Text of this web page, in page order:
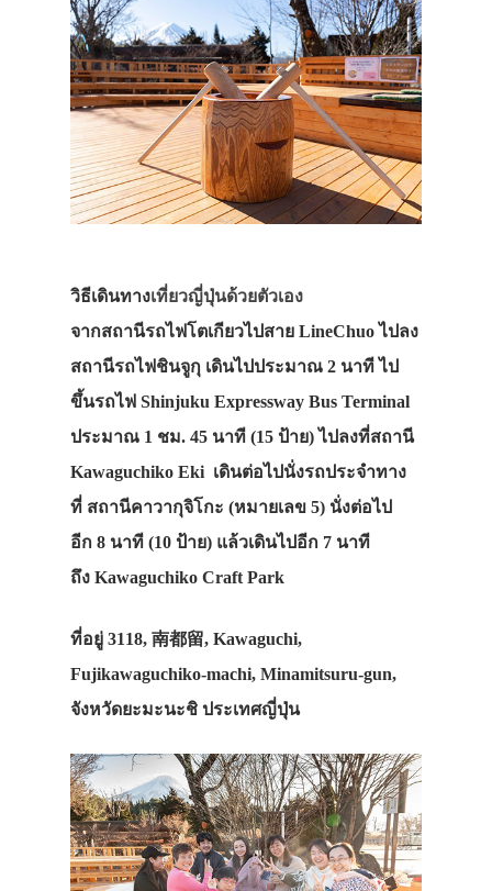
วิธีเดินทางเที่ยวญี่ปุ่นด้วยตัวเอง
จากสถานีรถไฟโตเกียวไปสาย LineChuo ไปลง
สถานีรถไฟชินจูกุ เดินไปประมาณ 2 นาที ไป
ขึ้นรถไฟ Shinjuku Expressway Bus Terminal
ประมาณ 1 ชม. 45 นาที (15 ป้าย) ไปลงที่สถานี
Kawaguchiko Eki เดินต่อไปนั่งรถประจำทาง
ที่ สถานีคาวากุจิโกะ (หมายเลข 5) นั่งต่อไป
อีก 8 นาที (10 ป้าย) แล้วเดินไปอีก 7 นาที
ถึง Kawaguchiko Craft Park
ที่อยู่ 3118, 南都留, Kawaguchi,
Fujikawaguchiko-machi, Minamitsuru-gun,
จังหวัดยะมะนะชิ ประเทศญี่ปุ่น